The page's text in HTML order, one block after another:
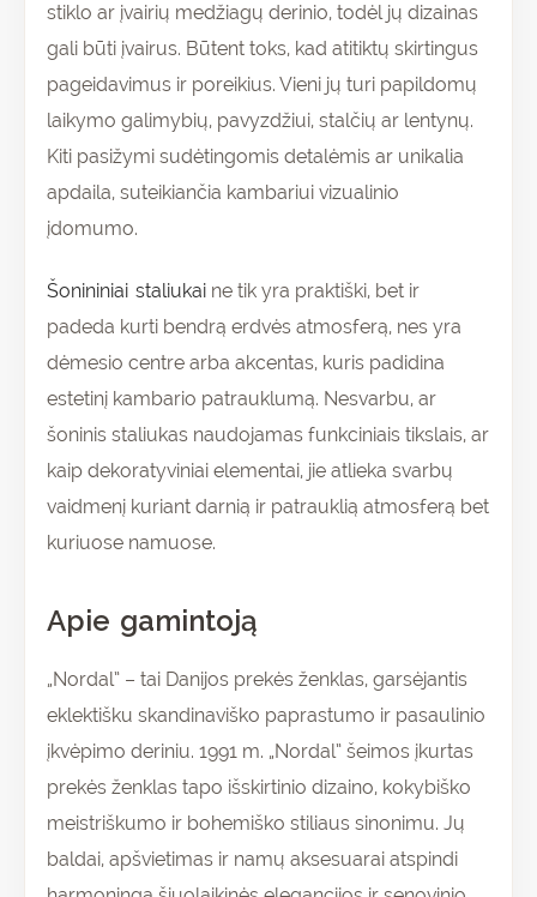
stiklo ar įvairių medžiagų derinio, todėl jų dizainas
gali būti įvairus. Būtent toks, kad atitiktų skirtingus
pageidavimus ir poreikius. Vieni jų turi papildomų
laikymo galimybių, pavyzdžiui, stalčių ar lentynų.
Kiti pasižymi sudėtingomis detalėmis ar unikalia
apdaila, suteikiančia kambariui vizualinio
įdomumo.
Šonininiai staliukai ne tik yra praktiški, bet ir
padeda kurti bendrą erdvės atmosferą, nes yra
dėmesio centre arba akcentas, kuris padidina
estetinį kambario patrauklumą. Nesvarbu, ar
šoninis staliukas naudojamas funkciniais tikslais, ar
kaip dekoratyviniai elementai, jie atlieka svarbų
vaidmenį kuriant darnią ir patrauklią atmosferą bet
kuriuose namuose.
Apie gamintoją
„Nordal” – tai Danijos prekės ženklas, garsėjantis
eklektišku skandinaviško paprastumo ir pasaulinio
įkvėpimo deriniu. 1991 m. „Nordal” šeimos įkurtas
prekės ženklas tapo išskirtinio dizaino, kokybiško
meistriškumo ir bohemiško stiliaus sinonimu. Jų
baldai, apšvietimas ir namų aksesuarai atspindi